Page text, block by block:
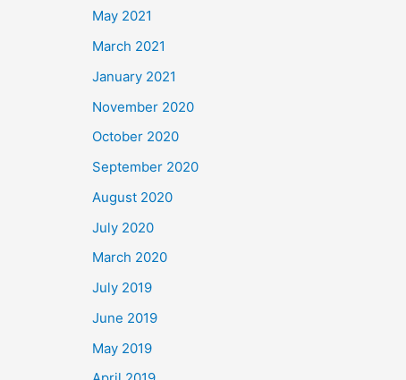
May 2021
March 2021
January 2021
November 2020
October 2020
September 2020
August 2020
July 2020
March 2020
July 2019
June 2019
May 2019